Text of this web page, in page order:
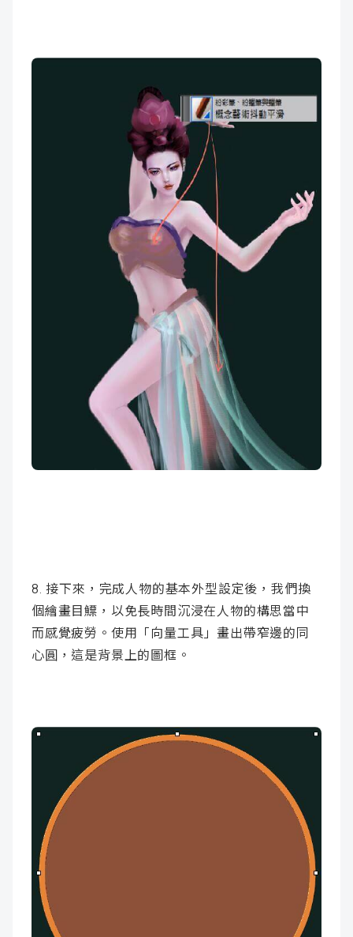
8. 接下來，完成人物的基本外型設定後，我們換
個繪畫目鰾，以免長時間沉浸在人物的構思當中
而感覺疲勞。使用「向量工具」畫出帶窄邊的同
心圓，這是背景上的圖框。